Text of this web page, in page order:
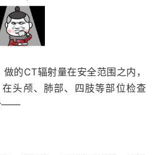
的CT辐射量在安全范围之内，
头颅、肺部、四肢等部位检查
——